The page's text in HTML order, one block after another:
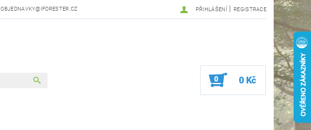
OBJEDNAVKY@IFORESTER.CZ PŘIHLÁŠENÍ | REGISTRACE
0 0 Kč